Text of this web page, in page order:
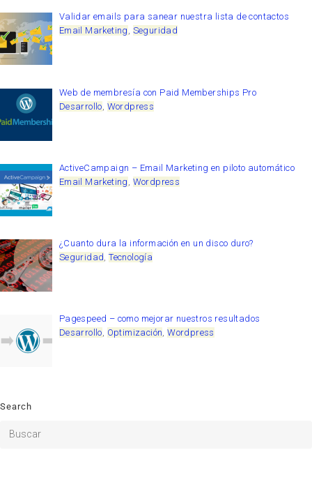
Validar emails para sanear nuestra lista de contactos
Email Marketing , Seguridad
Web de membresía con Paid Memberships Pro
Desarrollo Wordpress
ActiveCampaign – Email Marketing en piloto automático
Email Marketing Wordpress
¿Cuanto dura la información en un disco duro?
Seguridad ,Tecnología
Pagespeed – como mejorar nuestros resultados
Desarrollo, Optimización,Wordpress
Search